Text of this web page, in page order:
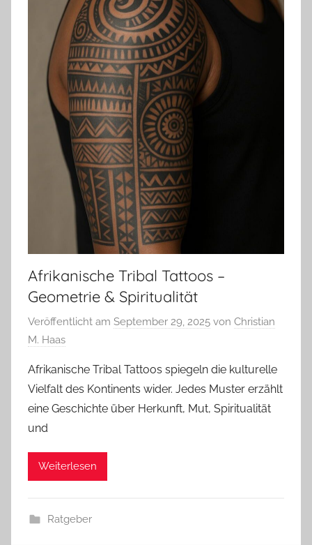
Afrikanische Tribal Tattoos –
Geometrie & Spiritualität
Veröffentlicht am September 29, 2025 von Christian
M. Haas
Afrikanische Tribal Tattoos spiegeln die kulturelle
Vielfalt des Kontinents wider. Jedes Muster erzählt
eine Geschichte über Herkunft, Mut, Spiritualität
und
Weiterlesen
Ratgeber